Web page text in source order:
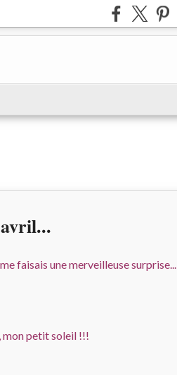
faisais une merveilleuse surprise...
mon petit soleil !!!